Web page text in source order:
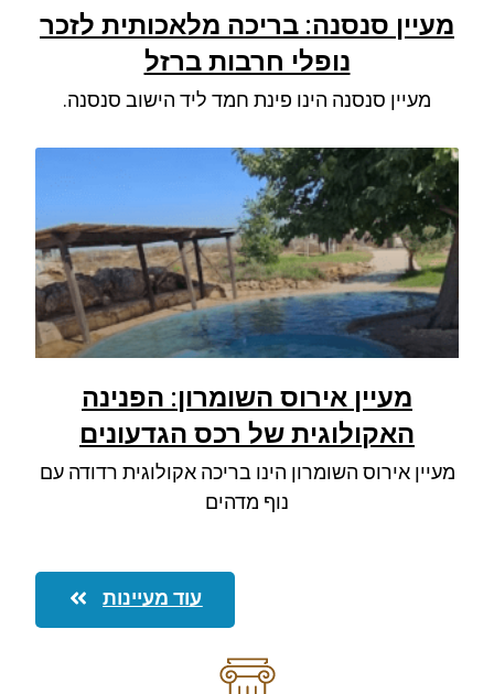
מעיין סנסנה: בריכה מלאכותית לזכר
נופלי חרבות ברזל
מעיין סנסנה הינו פינת חמד ליד הישוב סנסנה.
מעיין אירוס השומרון: הפנינה
האקולוגית של רכס הגדעונים
מעיין אירוס השומרון הינו בריכה אקולוגית רדודה עם
נוף מדהים
עוד מעיינות